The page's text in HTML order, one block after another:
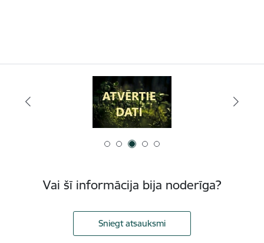
Vai šī informācija bija noderīga?
Sniegt atsauksmi